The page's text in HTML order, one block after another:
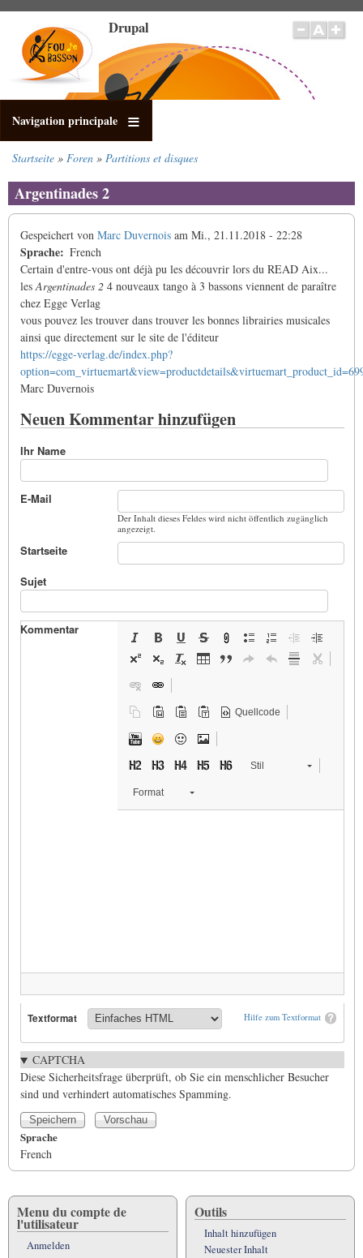
Inhalt
Drupal
Navigation principale
Startseite Foren Partitions et disques
Argentinades 2
Gespeichert von Marc Duvernois am Mi., 21.11.2018 - 22:28
Sprache
French
Certain d'entre-vous ont déjà pu les découvrir lors du READ Aix...
lesArgentinades 2 4 nouveaux tango à 3 bassons viennent de paraître
chez Egge Verlag
vous pouvez les trouver dans trouver les bonnes librairies musicales
ainsi que directement sur le site de l'éditeur
https://egge-verlag.de/index.php?
Marc Duvernois
Neuen Kommentar hinzufügen
Ihr Name
E-Mail
Der Inhalt dieses Feldes wird nicht öffentlich zugänglich
angezeigt.
Startseite
Sujet
Kommentar
Quellcode
Stil
Format
Hilfe zum Textformat
Textformat
CAPTCHA
Diese Sicherheitsfrage überprüft, ob Sie ein menschlicher Besucher
sind und verhindert automatisches Spamming.
Sprache
French
Menu du compte de
l'utilisateur
Anmelden
Outils
Inhalt hinzufügen
Neuester Inhalt